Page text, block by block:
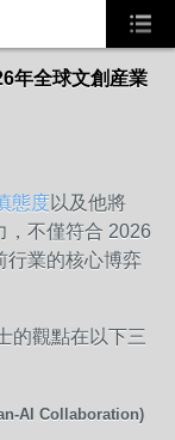
年全球文創産業
態度以及他將
，不僅符合 2026
行業的核心博弈
的觀點在以下三
AI Collaboration)